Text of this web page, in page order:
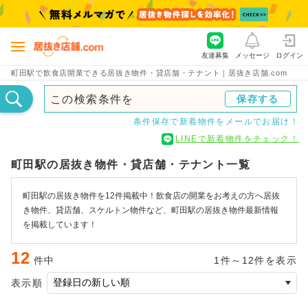
町田駅で飲食店開業できる居抜き物件・貸店舗・テナント｜居抜き店舗.com
友達募集 メッセージ ログイン
この検索条件を 保存する
条件保存で新着物件をメールでお届け！
LINEで新着物件をチェック！
町田駅の居抜き物件・貸店舗・テナント一覧
町田駅の居抜き物件を12件掲載中！飲食店の開業をお考えの方へ居抜
き物件、貸店舗、スケルトン物件など、町田駅の居抜き物件最新情報
を掲載しています！
12 件中 1件～12件を表示
表示順